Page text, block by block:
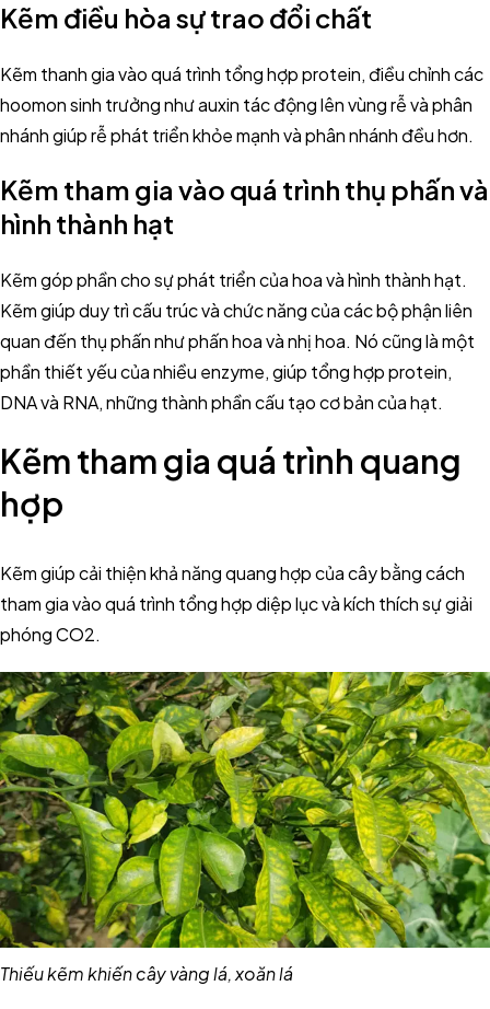
Kẽm điều hòa sự trao đổi chất
Kẽm thanh gia vào quá trình tổng hợp protein, điều chỉnh các
hoomon sinh trưởng như auxin tác động lên vùng rễ và phân
nhánh giúp rễ phát triển khỏe mạnh và phân nhánh đều hơn.
Kẽm tham gia vào quá trình thụ phấn và
hình thành hạt
Kẽm góp phần cho sự phát triển của hoa và hình thành hạt.
Kẽm giúp duy trì cấu trúc và chức năng của các bộ phận liên
quan đến thụ phấn như phấn hoa và nhị hoa. Nó cũng là một
phần thiết yếu của nhiều enzyme, giúp tổng hợp protein,
DNA và RNA, những thành phần cấu tạo cơ bản của hạt.
Kẽm tham gia quá trình quang
hợp
Kẽm giúp cải thiện khả năng quang hợp của cây bằng cách
tham gia vào quá trình tổng hợp diệp lục và kích thích sự giải
phóng CO2.
Thiếu kẽm khiến cây vàng lá, xoăn lá